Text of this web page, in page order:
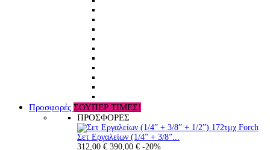
Προσφορές ΣΟΥΠΕΡ ΤΙΜΕΣ!
ΠΡΟΣΦΟΡΕΣ
Σετ Εργαλείων (1/4” + 3/8”...
312,00 € 390,00 € -20%